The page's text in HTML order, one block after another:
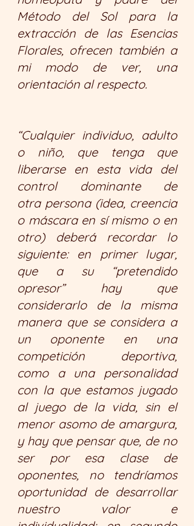
Método del Sol para la
extracción de las Esencias
Florales, ofrecen también a
mi modo de ver, una
orientación al respecto.
“Cualquier individuo, adulto
o niño, que tenga que
liberarse en esta vida del
control dominante de
otra persona (idea, creencia
o máscara en sí mismo o en
otro) deberá recordar lo
siguiente: en primer lugar,
que a su “pretendido
opresor” hay que
considerarlo de la misma
manera que se considera a
un oponente en una
competición deportiva,
como a una personalidad
con la que estamos jugado
al juego de la vida, sin el
menor asomo de amargura,
y hay que pensar que, de no
ser por esa clase de
oponentes, no tendríamos
oportunidad de desarrollar
nuestro valor e